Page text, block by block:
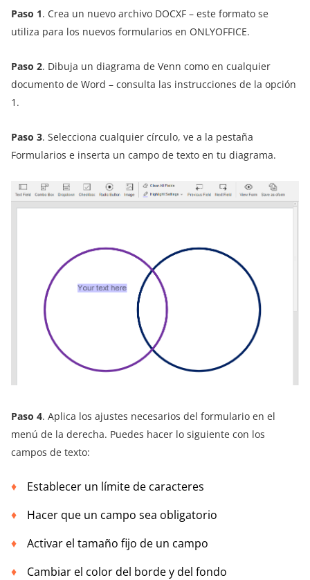
Paso 1. Crea un nuevo archivo DOCXF – este formato se
utiliza para los nuevos formularios en ONLYOFFICE.
Paso 2. Dibuja un diagrama de Venn como en cualquier
documento de Word – consulta las instrucciones de la opción
1.
Paso 3. Selecciona cualquier círculo, ve a la pestaña
Formularios e inserta un campo de texto en tu diagrama.
Paso 4. Aplica los ajustes necesarios del formulario en el
menú de la derecha. Puedes hacer lo siguiente con los
campos de texto:
Establecer un límite de caracteres
Hacer que un campo sea obligatorio
Activar el tamaño fijo de un campo
Cambiar el color del borde y del fondo